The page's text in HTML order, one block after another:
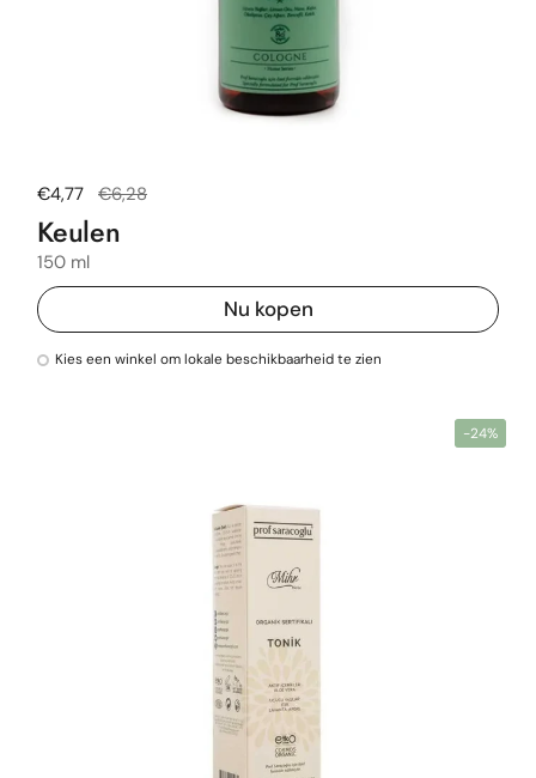
Normale prijs
€4,77 Uitverkoopprijs
€6,28
Keulen
150 ml
Nu kopen
Kies een winkel om lokale beschikbaarheid te zien
-24%